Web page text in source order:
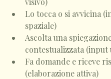
Lo tocca o si avvicina
spaziale)
Ascolta una
contestualizzata (input
Fa domande e riceve
(elaborazione attiva)